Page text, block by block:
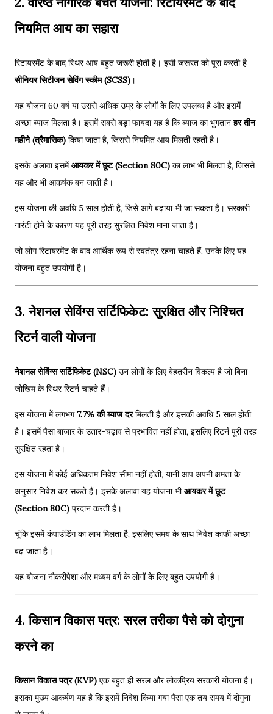
नियमित आय का सहारा
रिटायरमेंट के बाद स्थिर आय बहुत जरूरी होती है। इसी जरूरत को पूरा करती है
सीनियर सिटीजन सेविंग स्कीम (SCSS) ।
यह योजना 60 वर्ष या उससे अधिक उम्र के लोगों के लिए उपलब्ध है और इसमें
अच्छा ब्याज मिलता है। इसमें सबसे बड़ा फायदा यह है कि ब्याज का भुगतानहर तीन
महीने (त्रैमासिक) किया जाता है, जिससे नियमित आय मिलती रहती है।
इसके अलावा इसमेंआयकर में छूट (Section 80C) का लाभ भी मिलता है, जिससे
यह और भी आकर्षक बन जाती है।
इस योजना की अवधि 5 साल होती है, जिसे आगे बढ़ाया भी जा सकता है। सरकारी
गारंटी होने के कारण यह पूरी तरह सुरक्षित निवेश माना जाता है।
जो लोग रिटायरमेंट के बाद आर्थिक रूप से स्वतंत्र रहना चाहते हैं, उनके लिए यह
योजना बहुत उपयोगी है।
3. नेशनल सेविंग्स सर्टिफिकेट: सुरक्षित और निश्चित
रिटर्न वाली योजना
नेशनल सेविंग्स सर्टिफिकेट (NSC) उन लोगों के लिए बेहतरीन विकल्प है जो बिना
जोखिम के स्थिर रिटर्न चाहते हैं।
इस योजना में लगभग 7.7% की ब्याज दरमिलती है और इसकी अवधि 5 साल होती
है। इसमें पैसा बाजार के उतार-चढ़ाव से प्रभावित नहीं होता, इसलिए रिटर्न पूरी तरह
सुरक्षित रहता है।
इस योजना में कोई अधिकतम निवेश सीमा नहीं होती, यानी आप अपनी क्षमता के
अनुसार निवेश कर सकते हैं। इसके अलावा यह योजना भीआयकर में छूट
(Section 80C) प्रदान करती है।
चूंकि इसमें कंपाउंडिंग का लाभ मिलता है, इसलिए समय के साथ निवेश काफी अच्छा
बढ़ जाता है।
यह योजना नौकरीपेशा और मध्यम वर्ग के लोगों के लिए बहुत उपयोगी है।
4. किसान विकास पत्र: सरल तरीका पैसे को दोगुना
करने का
किसान विकास पत्र (KVP) एक बहुत ही सरल और लोकप्रिय सरकारी योजना है।
इसका मुख्य आकर्षण यह है कि इसमें निवेश किया गया पैसा एक तय समय में दोगुना